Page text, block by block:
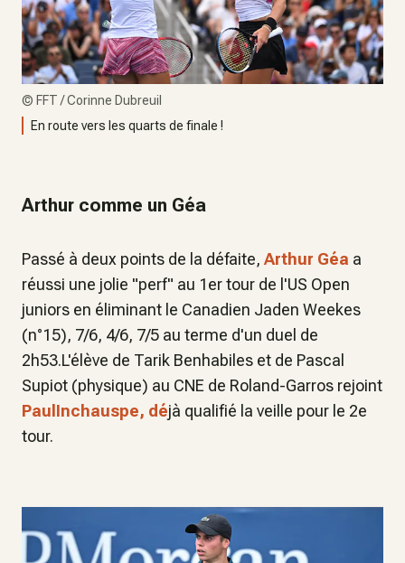
© FFT / Corinne Dubreuil
En route vers les quarts de finale !
Arthur comme un Géa
Passé à deux points de la défaite, Arthur Géa a
réussi une jolie "perf" au 1er tour de l'US Open
juniors en éliminant le Canadien Jaden Weekes
(n°15), 7/6, 4/6, 7/5 au terme d'un duel de
2h53.L'élève de Tarik Benhabiles et de Pascal
Supiot (physique) au CNE de Roland-Garros rejoint
PaulInchauspe, déjà qualifié la veille pour le 2e
tour.